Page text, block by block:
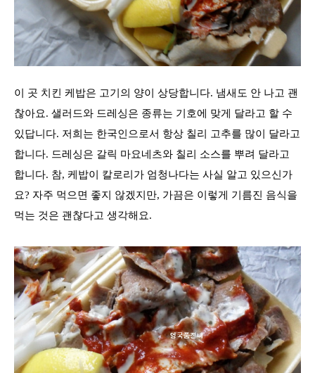
이 곳 치킨 케밥은 고기의 양이 상당합니다. 냄새도 안 나고 괜
찮아요. 샐러드와 드레싱은 종류는 기호에 맞게 달라고 할 수
있답니다. 저희는 한국인으로서 항상 칠리 고추를 많이 달라고
합니다. 드레싱은 갈릭 마요네츠와 칠리 소스를 뿌려 달라고
합니다. 참, 케밥이 칼로리가 엄청나다는 사실 알고 있으신가
요? 자주 먹으면 좋지 않겠지만, 가끔은 이렇게 기름진 음식을
먹는 것은 괜찮다고 생각해요.